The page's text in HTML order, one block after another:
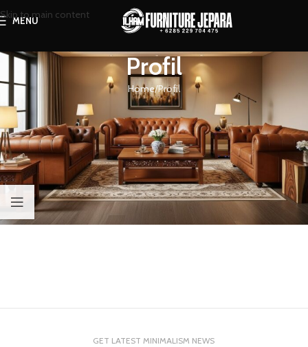
Skip to main content
MENU
Profil
Home Profil
GET LATEST MINIMALISM NEWS